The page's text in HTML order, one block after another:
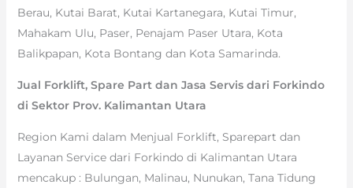
Berau, Kutai Barat, Kutai Kartanegara, Kutai Timur,
Mahakam Ulu, Paser, Penajam Paser Utara, Kota
Balikpapan, Kota Bontang dan Kota Samarinda.
Jual Forklift, Spare Part dan Jasa Servis dari Forkindo
di Sektor Prov. Kalimantan Utara
Region Kami dalam Menjual Forklift, Sparepart dan
Layanan Service dari Forkindo di Kalimantan Utara
mencakup : Bulungan, Malinau, Nunukan, Tana Tidung